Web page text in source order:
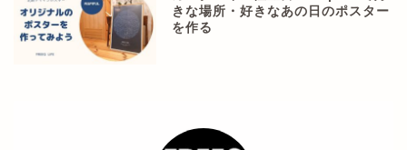
きな場所・好きなあの日のポスター
を作る